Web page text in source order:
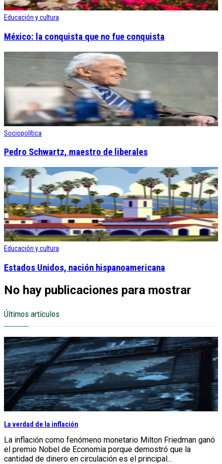
Educación y cultura
México: la conquista que no fue conquista
Sociopolítica
Pedro Schwartz, maestro de liberales
Educación y cultura
Estados Unidos, nación hispanoamericana
No hay publicaciones para mostrar
Últimos artículos
La verdad de la inflación
La inflación como fenómeno monetario Milton Friedman ganó
el premio Nobel de Economía porque demostró que la
cantidad de dinero en circulación es el principal...